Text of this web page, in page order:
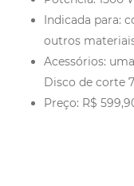
Indicada para:
outros
Acessórios:
Disco de corte
Preço: R$